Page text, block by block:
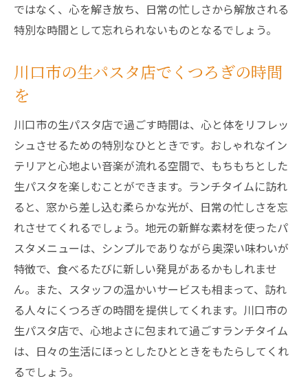
ではなく、心を解き放ち、日常の忙しさから解放される
特別な時間として忘れられないものとなるでしょう。
川口市の生パスタ店でくつろぎの時間
を
川口市の生パスタ店で過ごす時間は、心と体をリフレッ
シュさせるための特別なひとときです。おしゃれなイン
テリアと心地よい音楽が流れる空間で、もちもちとした
生パスタを楽しむことができます。ランチタイムに訪れ
ると、窓から差し込む柔らかな光が、日常の忙しさを忘
れさせてくれるでしょう。地元の新鮮な素材を使ったパ
スタメニューは、シンプルでありながら奥深い味わいが
特徴で、食べるたびに新しい発見があるかもしれませ
ん。また、スタッフの温かいサービスも相まって、訪れ
る人々にくつろぎの時間を提供してくれます。川口市の
生パスタ店で、心地よさに包まれて過ごすランチタイム
は、日々の生活にほっとしたひとときをもたらしてくれ
るでしょう。